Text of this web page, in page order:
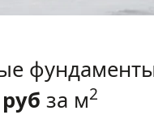
руб за м2